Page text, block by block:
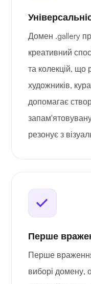
Домен .gallery
креативний
та колекцій, що
художників,
допомагає
резонує з
Перше
Перше
виборі домену,